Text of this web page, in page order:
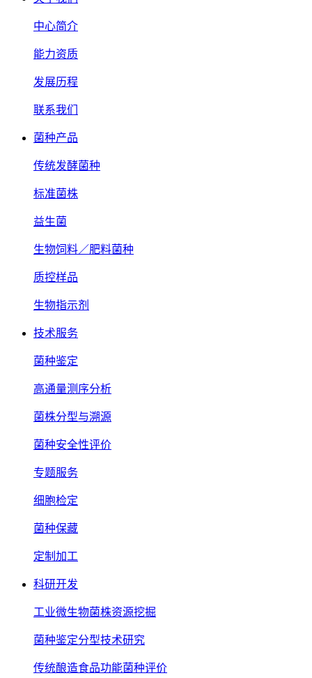
中心简介
能力资质
发展历程
联系我们
菌种产品
传统发酵菌种
标准菌株
益生菌
生物饲料／肥料菌种
质控样品
生物指示剂
技术服务
菌种鉴定
高通量测序分析
菌株分型与溯源
菌种安全性评价
专题服务
细胞检定
菌种保藏
定制加工
科研开发
工业微生物菌株资源挖掘
菌种鉴定分型技术研究
传统酿造食品功能菌种评价